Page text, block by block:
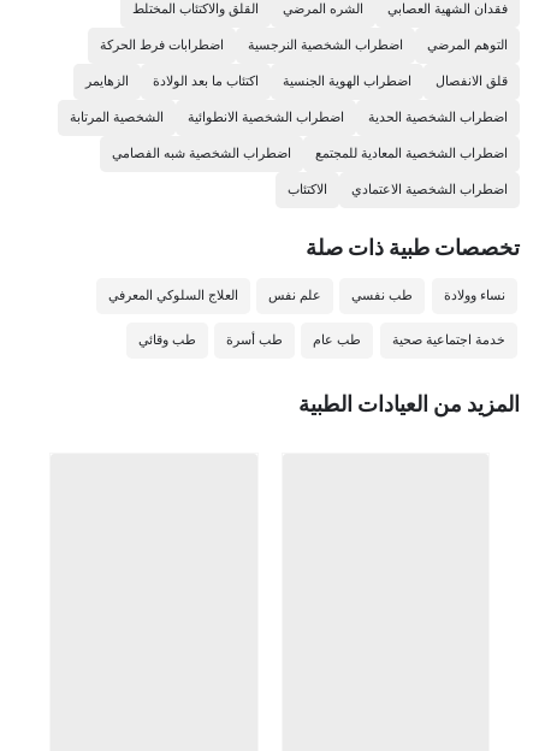
فقدان الشهية العصابي الشره المرضي القلق والاكتئاب المختلط
التوهم المرضي اضطراب الشخصية النرجسية اضطرابات فرط الحركة
قلق الانفصال اضطراب الهوية الجنسية اكتئاب ما بعد الولادة الزهايمر
اضطراب الشخصية الحدية اضطراب الشخصية الانطوائية الشخصية المرتابة
اضطراب الشخصية المعادية للمجتمع اضطراب الشخصية شبه الفصامي
اضطراب الشخصية الاعتمادي الاكتئاب
تخصصات طبیة ذات صلة
نساء وولادة طب نفسي علم نفس العلاج السلوكي المعرفي
خدمة اجتماعية صحية طب عام طب أسرة طب وقائي
المزيد من العيادات الطبية